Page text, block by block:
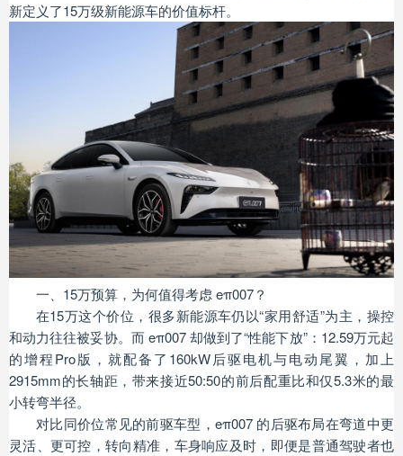
新定义了15万级新能源车的价值标杆。
一、15万预算，为何值得考虑 eπ007？
在15万这个价位，很多新能源车仍以“家用舒适”为主，操控
和动力往往被妥协。而 eπ007 却做到了“性能下放”：12.59万元起
的增程Pro版，就配备了160kW后驱电机与电动尾翼，加上
2915mm的长轴距，带来接近50:50的前后配重比和仅5.3米的最
小转弯半径。
对比同价位常见的前驱车型，eπ007 的后驱布局在弯道中更
灵活、更可控，转向精准，车身响应及时，即便是普通驾驶者也